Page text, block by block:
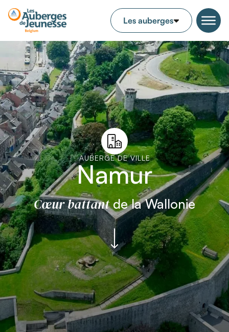
AUBERGE DE VILLE
Namur
Cœur battantde la Wallonie